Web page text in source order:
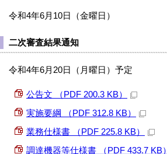
令和4年6月10日（金曜日）
二次審査結果通知
令和4年6月20日（月曜日）予定
公告文 （PDF 200.3 KB）
実施要綱 （PDF 312.8 KB）
業務仕様書 （PDF 225.8 KB）
調達機器等仕様書 （PDF 433.7 KB）